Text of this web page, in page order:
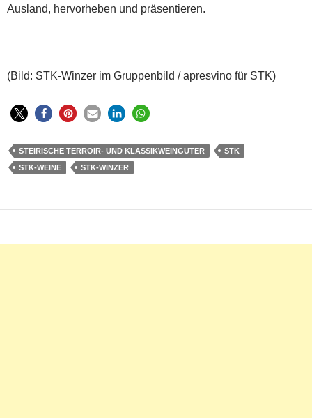
Ausland, hervorheben und präsentieren.
(Bild: STK-Winzer im Gruppenbild / apresvino für STK)
STEIRISCHE TERROIR- UND KLASSIKWEINGÜTER
STK
STK-WEINE
STK-WINZER